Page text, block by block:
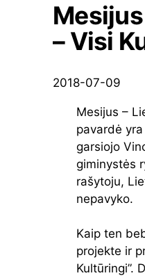
– Visi
2018-07-09
Mesijus –
pavardė
garsiojo
giminystės
rašytoju,
nepavyko.
Kaip ten
projekte ir
Kultūringi”.